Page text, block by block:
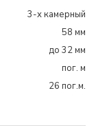
3-х камерный
58 мм
до 32 мм
пог. м
26 пог.м.